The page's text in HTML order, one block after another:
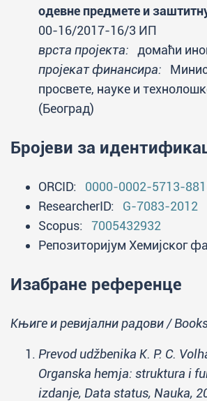
одевне предмете и
00-16/2017-16/3 ИП
врста пројекта: домаћи
пројекат финансира:
просвете, науке и
(Београд)
Бројеви за
ORCID: 0000-0002-5713-
ResearcherID: G-7083-2012
Scopus: 7005432932
Репозиторијум Хемијског
Изабране референце
Књиге и ревијални радови /
Prevod udžbenika K. P. C.
Organska hemja: struktura i
izdanje, Data status, Nauka,